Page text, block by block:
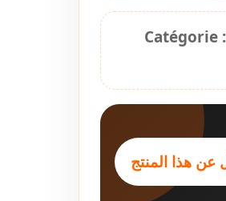
Catégorie :
عن هذا المنتج